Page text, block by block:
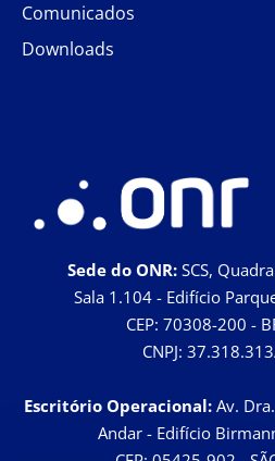
Comunicados
Downloads
Sede do ONR:SCS,
Sala 1.104 - Edifício
CEP: 70308-200 -
CNPJ:
Escritório Operacional: Av.
Andar - Edifício